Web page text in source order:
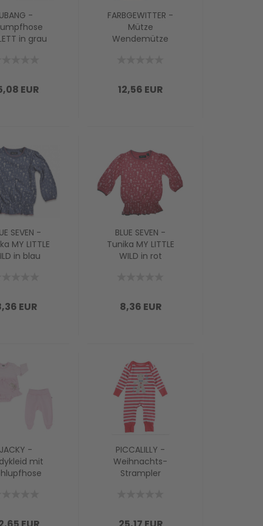
UBANG -
in grau
EUR
FARBGEWITTER -
Mütze
Wendemütze
12,56 EUR
SEVEN -
MY LITTLE
in blau
EUR
BLUE SEVEN -
Tunika MY LITTLE
WILD in rot
8,36 EUR
JACKY -
mit
PICCALILLY -
Weihnachts-
Strampler